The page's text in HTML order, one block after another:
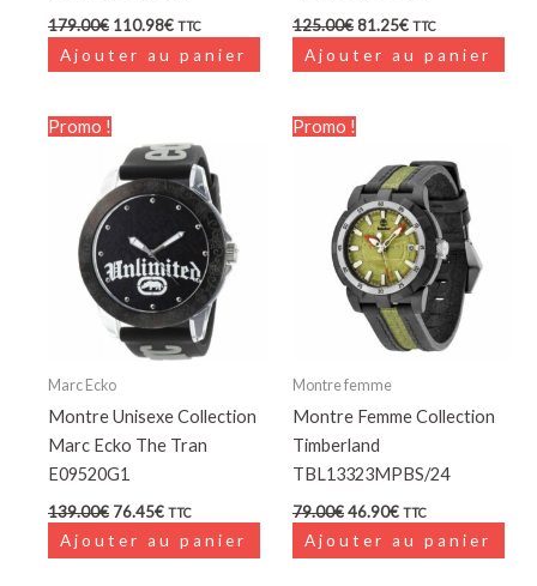
179.00€ 110.98€ TTC
Ajouter au panier
125.00€81.25€ TTC
Ajouter au panier
Promo !
Marc Ecko
Montre Unisexe Collection
Marc Ecko The Tran
E09520G1
139.00€
initial
était :
139.00€.
76.45€
prix
actuel
est :
76.45€.
TTC
Ajouter au panier
Promo !
Montre femme
Montre Femme Collection
Timberland
TBL13323MPBS/24
79.00€
Le
prix
était :
79.00€.
46.90€
actuel
est :
46.90€.
TTC
Ajouter au panier